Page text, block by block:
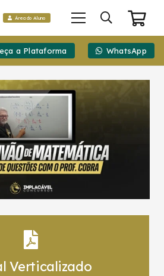
Área do Aluno
a Plataforma WhatsApp
Verticalizado